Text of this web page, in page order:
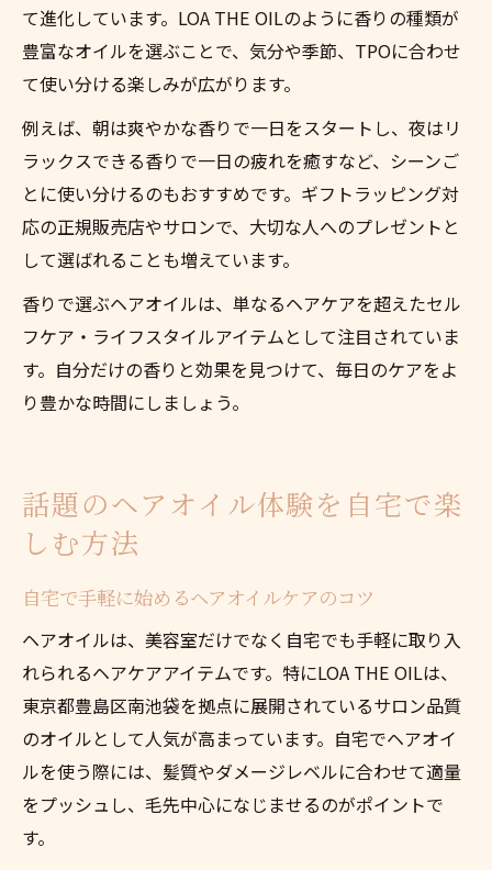
て進化しています。LOA THE OILのように香りの種類が
豊富なオイルを選ぶことで、気分や季節、TPOに合わせ
て使い分ける楽しみが広がります。
例えば、朝は爽やかな香りで一日をスタートし、夜はリ
ラックスできる香りで一日の疲れを癒すなど、シーンご
とに使い分けるのもおすすめです。ギフトラッピング対
応の正規販売店やサロンで、大切な人へのプレゼントと
して選ばれることも増えています。
香りで選ぶヘアオイルは、単なるヘアケアを超えたセル
フケア・ライフスタイルアイテムとして注目されていま
す。自分だけの香りと効果を見つけて、毎日のケアをよ
り豊かな時間にしましょう。
話題のヘアオイル体験を自宅で楽
しむ方法
自宅で手軽に始めるヘアオイルケアのコツ
ヘアオイルは、美容室だけでなく自宅でも手軽に取り入
れられるヘアケアアイテムです。特にLOA THE OILは、
東京都豊島区南池袋を拠点に展開されているサロン品質
のオイルとして人気が高まっています。自宅でヘアオイ
ルを使う際には、髪質やダメージレベルに合わせて適量
をプッシュし、毛先中心になじませるのがポイントで
す。